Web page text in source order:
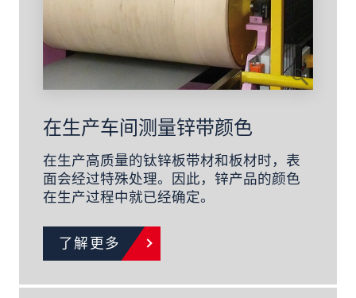
在生产车间测量锌带颜色
在生产高质量的钛锌板带材和板材时，表
面会经过特殊处理。因此，锌产品的颜色
在生产过程中就已经确定。
了解更多